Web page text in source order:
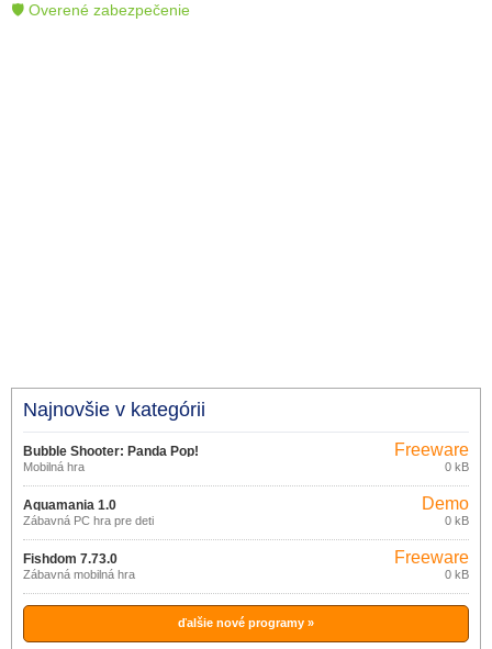
🛡 Overené zabezpečenie
Najnovšie v kategórii
Bubble Shooter: Panda Pop!
13.1.101
Mobilná hra
Freeware
0 kB
Aquamania 1.0
Zábavná PC hra pre deti
Demo
0 kB
Fishdom 7.73.0
Zábavná mobilná hra
Freeware
0 kB
ďalšie nové programy »